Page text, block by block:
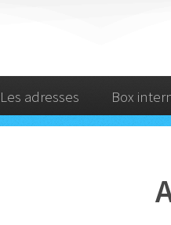
Les adresses Box